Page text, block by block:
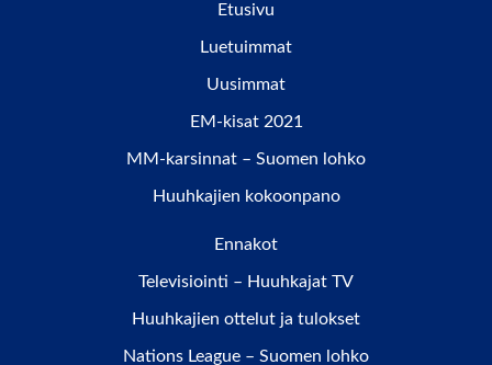
Etusivu
Luetuimmat
Uusimmat
EM-kisat 2021
MM-karsinnat – Suomen lohko
Huuhkajien kokoonpano
Ennakot
Televisiointi – Huuhkajat TV
Huuhkajien ottelut ja tulokset
Nations League – Suomen lohko